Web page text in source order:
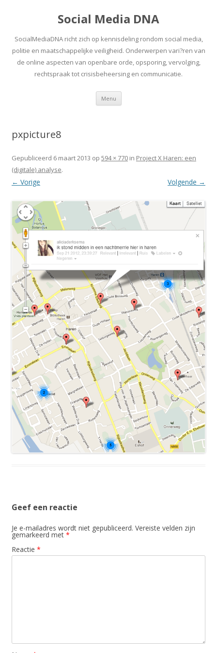
Social Media DNA
SocialMediaDNA richt zich op kennisdeling rondom social media,
politie en maatschappelijke veiligheid. Onderwerpen vari?ren van
de online aspecten van openbare orde, opsporing, vervolging,
rechtspraak tot crisisbeheersing en communicatie.
Menu Spring
inhoud
pxpicture8
Gepubliceerd 6 maart 2013 op 594 × 770 in Project X Haren: een
(digitale) analyse.
← Vorige Volgende →
Geef een reactie
Je e-mailadres wordt niet gepubliceerd. Vereiste velden zijn
gemarkeerd met *
Reactie *